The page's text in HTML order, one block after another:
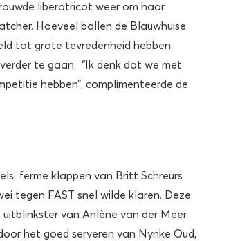
liberotricot weer om haar
Hoeveel ballen de Blauwhuise
tot grote tevredenheid hebben
te gaan. “Ik denk dat we met
hebben”, complimenteerde de
ferme klappen van Britt Schreurs
tegen FAST snel wilde klaren. Deze
van Anlène van der Meer
het goed serveren van Nynke Oud,